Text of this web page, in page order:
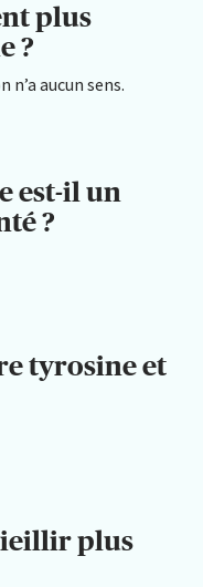
plus
?
aucun sens.
est-il un
?
tyrosine et
plus